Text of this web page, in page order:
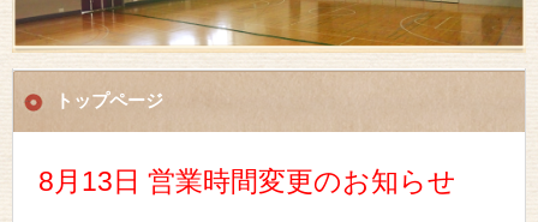
トップページ
8月13日 営業時間変更のお知らせ